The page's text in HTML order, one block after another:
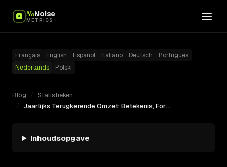
NoNoise
METRICS
Français English Español Italiano Deutsch
Português
Nederlands
Polski
Blog / Statistieken
/
Jaarlijks Terugkerende Omzet: Betekenis, Formule &
Inhoudsopgave